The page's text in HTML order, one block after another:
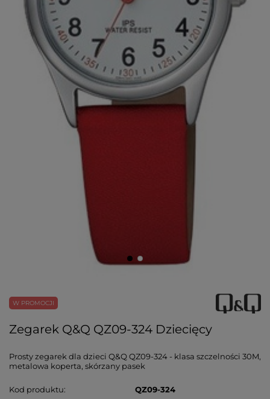
W PROMOCJI
Zegarek Q&Q QZ09-324 Dziecięcy
Prosty zegarek dla dzieci Q&Q QZ09-324 - klasa szczelności 30M,
metalowa koperta, skórzany pasek
Kod produktu
QZ09-324